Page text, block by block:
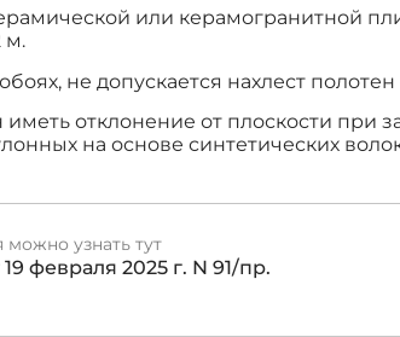
или керамогранитной
м.
не допускается нахлест
отклонение от плоскости при
на основе синтетических
узнать тут
февраля 2025 г. N 91/пр.